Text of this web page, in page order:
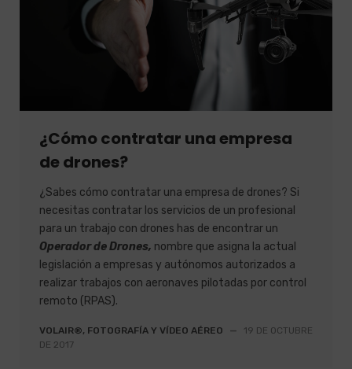
¿Cómo contratar una empresa
de drones?
¿Sabes cómo contratar una empresa de drones? Si
necesitas contratar los servicios de un profesional
para un trabajo con drones has de encontrar un
Operador de Drones, nombre que asigna la actual
legislación a empresas y autónomos autorizados a
realizar trabajos con aeronaves pilotadas por control
remoto (RPAS).
VOLAIR®, FOTOGRAFÍA Y VÍDEO AÉREO —
19 DE OCTUBRE
DE 2017